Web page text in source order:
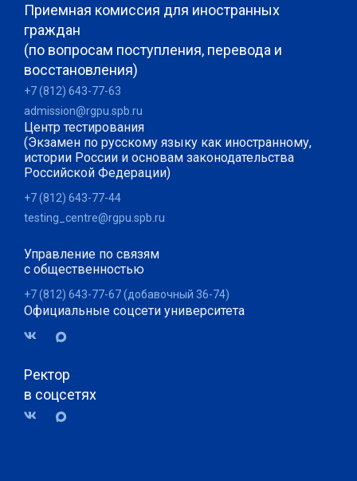
Приемная комиссия для иностранных
граждан
(по вопросам поступления, перевода и
восстановления)
+7 (812) 643-77-63
admission@rgpu.spb.ru
Центр тестирования
(Экзамен по русскому языку как иностранному,
истории России и основам законодательства
Российской Федерации)
+7 (812) 643-77-44
testing_centre@rgpu.spb.ru
Управление по связям
с общественностью
+7 (812) 643-77-67 (добавочный 36-74)
Официальные соцсети университета
Ректор
в соцсетях